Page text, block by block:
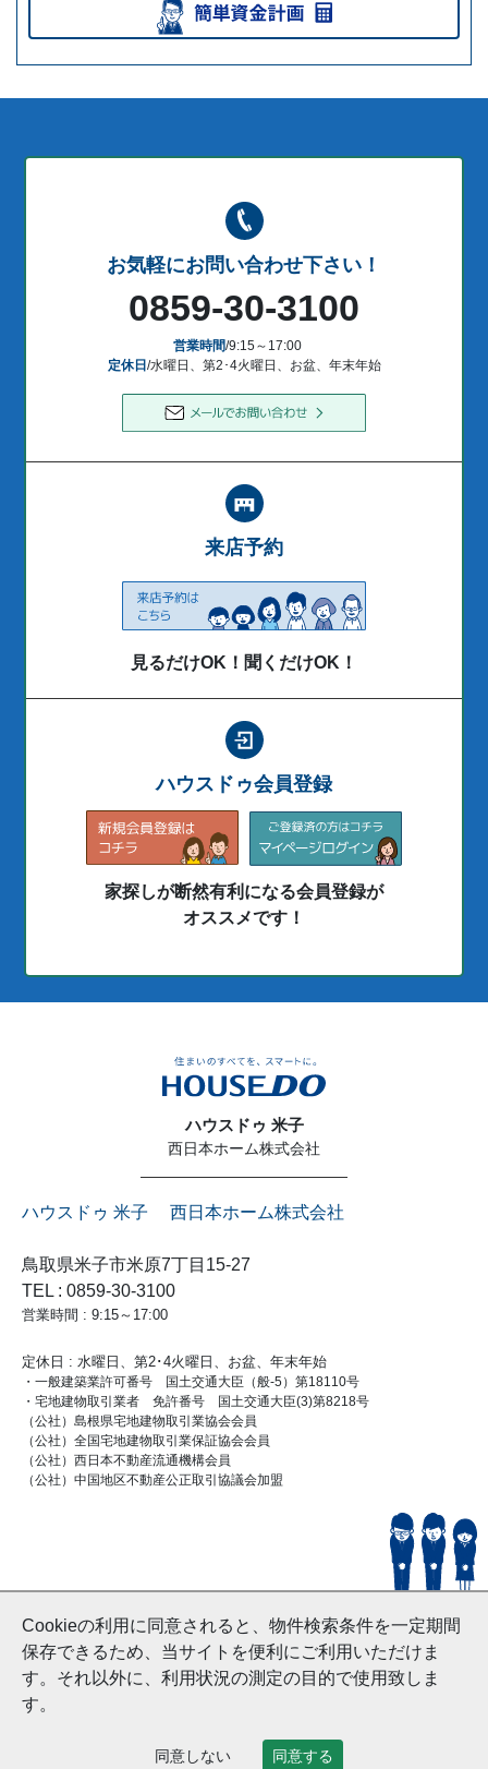
Cookieの利用に同意されると、物件検索条件を一定期間
保存できるため、当サイトを便利にご利用いただけま
す。それ以外に、利用状況の測定の目的で使用致しま
す。
同意しない 同意する
お気軽にお問い合わせ下さい！
0859-30-3100
営業時間/9:15～17:00
定休日/水曜日、第2･4火曜日、お盆、年末年始
来店予約
見るだけOK！聞くだけOK！
ハウスドゥ会員登録
家探しが断然有利になる会員登録が
オススメです！
ハウスドゥ 米子
西日本ホーム株式会社
ハウスドゥ 米子 西日本ホーム株式会社
鳥取県米子市米原7丁目15-27
TEL : 0859-30-3100
営業時間 : 9:15～17:00
定休日 : 水曜日、第2･4火曜日、お盆、年末年始
・一般建築業許可番号 国土交通大臣（般-5）第18110号
・宅地建物取引業者 免許番号 国土交通大臣(3)第8218号
（公社）島根県宅地建物取引業協会会員
（公社）全国宅地建物取引業保証協会会員
（公社）西日本不動産流通機構会員
（公社）中国地区不動産公正取引協議会加盟
© HouseDoYonago
and Nishinihon Home Co.ltd All Rights Reserved.